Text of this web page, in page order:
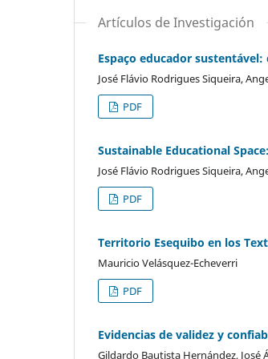
Artículos de Investigación
Espaço educador
José Flávio Rodrigues Siqueira,
PDF
Sustainable Educational
José Flávio Rodrigues Siqueira,
PDF
Territorio Esequibo en los
Mauricio Velásquez-Echeverri
PDF
Evidencias de validez y
Gildardo Bautista Hernández,